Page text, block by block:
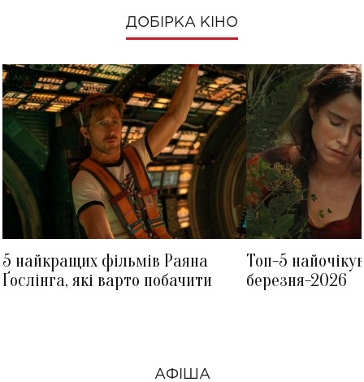
ДОБІРКА КІНО
5 найкращих фільмів Раяна
Ґослінга, які варто побачити
Топ-5
березня-2026
АФІША